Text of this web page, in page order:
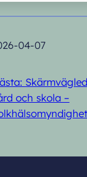
04-07
och skola –